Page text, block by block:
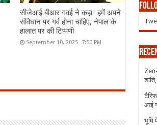
सीजेआई बीआर गवई ने कहा- हमें अपने
संविधान पर गर्व होना चाहिए, नेपाल के
हालात पर की टिप्पणी
September 10, 2025- 7:50 PM
आई
भूमि